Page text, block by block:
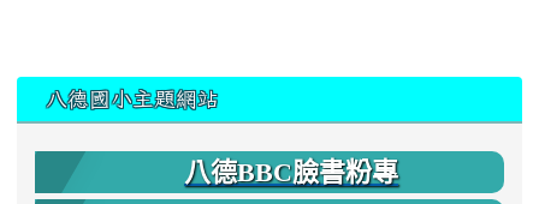
八德國小主題網站
八德BBC臉書粉專